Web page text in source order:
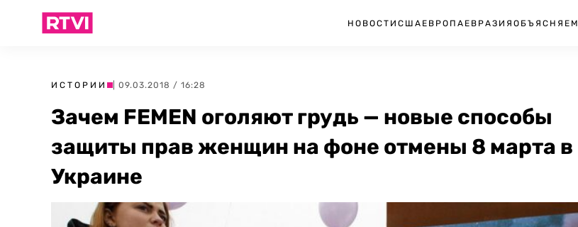
НОВОСТИ США ЕВРОПА ЕВРАЗИЯ ОБЪЯСНЯЕМ
ИСТОРИИ | 09.03.2018 / 16:28
Зачем FEMEN оголяют грудь — новые способы
защиты прав женщин на фоне отмены 8 марта в
Украине